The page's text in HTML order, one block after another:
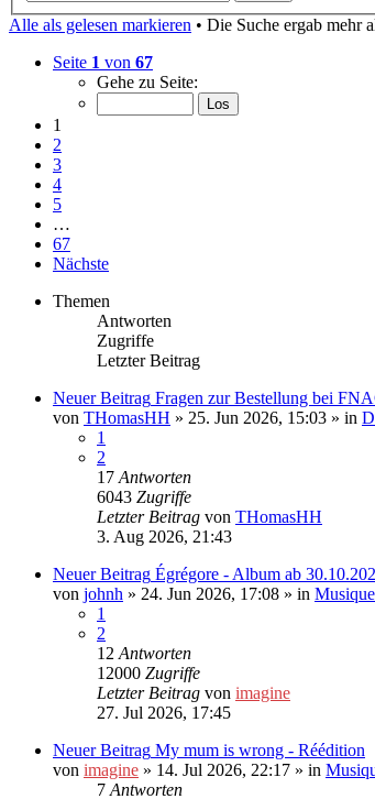
Alle als gelesen markieren • Die Suche ergab mehr
Seite 1 von 67
Gehe zu Seite:
1
2
3
4
5
…
67
Nächste
Themen
Antworten
Zugriffe
Letzter Beitrag
Neuer Beitrag Fragen zur Bestellung bei
von THomasHH » 25. Jun 2026, 15:03 » in
1
2
17 Antworten
6043 Zugriffe
Letzter Beitrag von THomasHH
3. Aug 2026, 21:43
Neuer Beitrag Égrégore - Album ab
von johnh » 24. Jun 2026, 17:08 » in
1
2
12 Antworten
12000 Zugriffe
Letzter Beitrag von imagine
27. Jul 2026, 17:45
Neuer Beitrag My mum is wrong - Réédition
von imagine » 14. Jul 2026, 22:17 » in
7 Antworten